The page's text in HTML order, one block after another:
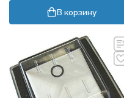
В корзину